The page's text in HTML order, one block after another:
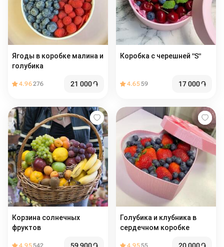
Ягоды в коробке малина и
голубика
4.96276 21 000֏
Коробка с черешней "S"
4.6559 17 000֏
Корзина солнечных
фруктов
4.95542
Голубика и клубника в
сердечном коробке
4.9555